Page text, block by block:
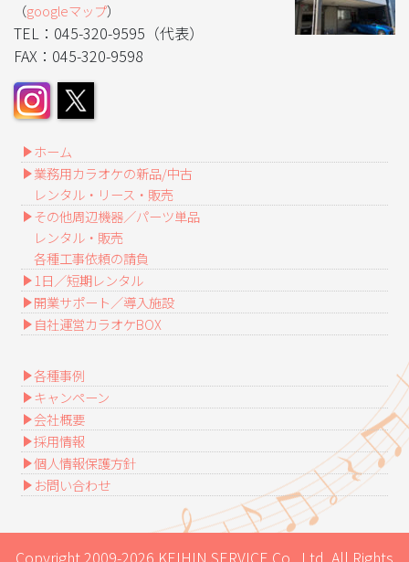
（googleマップ）
TEL：045-320-9595（代表）
FAX：045-320-9598
ホーム
業務用カラオケの新品/中古
レンタル・リース・販売
その他周辺機器／パーツ単品
レンタル・販売
各種工事依頼の請負
1日／短期レンタル
開業サポート／導入施設
自社運営カラオケBOX
各種事例
キャンペーン
会社概要
採用情報
個人情報保護方針
お問い合わせ
Copyright 2009-2026 KEIHIN SERVICE Co., Ltd. All Rights